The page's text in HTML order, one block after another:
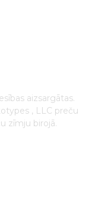
aizsargātas.
, LLC preču
zīmju birojā.